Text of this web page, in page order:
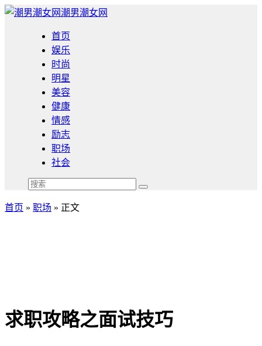
潮男潮女网
首页
娱乐
时尚
明星
美容
健康
情感
励志
职场
社会
首页 » 职场 » 正文
求职攻略之面试技巧